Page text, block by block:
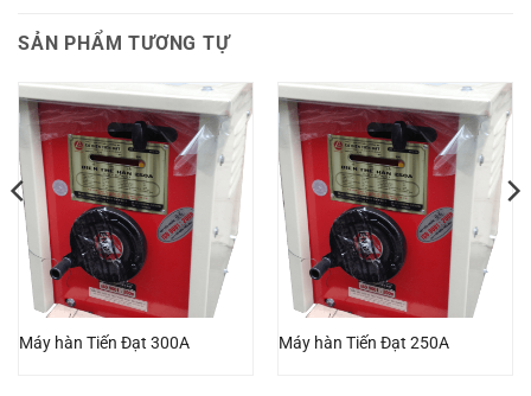
SẢN PHẨM TƯƠNG TỰ
Máy hàn Tiến Đạt 300A Máy hàn Tiến Đạt 250A